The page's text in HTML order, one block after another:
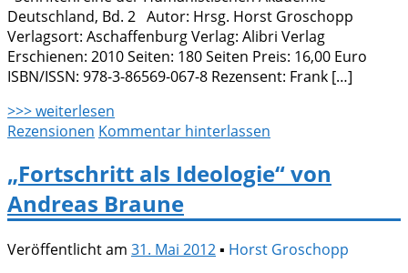
Deutschland, Bd. 2 Autor: Hrsg. Horst Groschopp
Verlagsort: Aschaffenburg Verlag: Alibri Verlag
Erschienen: 2010 Seiten: 180 Seiten Preis: 16,00 Euro
ISBN/ISSN: 978-3-86569-067-8 Rezensent: Frank […]
>>> weiterlesen
Rezensionen Kommentar hinterlassen
„Fortschritt als Ideologie“ von
Andreas Braune
Veröffentlicht am 31. Mai 2012▪ Horst Groschopp